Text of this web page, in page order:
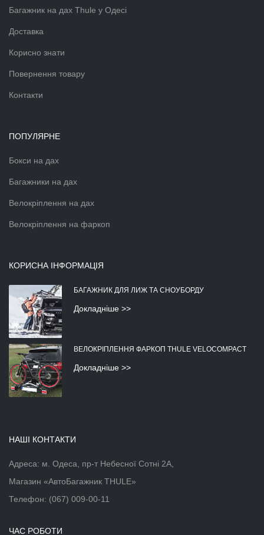
Багажник на дах Thule у Одесі
Доставка
Корисно знати
Повернення товару
Контакти
ПОПУЛЯРНЕ
Бокси на дах
Багажники на дах
Велокріплення на дах
Велокріплення на фаркоп
КОРИСНА ІНФОРМАЦІЯ
БАГАЖНИК ДЛЯ ЛИЖ ТА СНОУБОРДУ
Докладніше >>
ВЕЛОКРІПЛЕННЯ ФАРКОП THULE VELOCOMPACT
Докладніше >>
НАШІ КОНТАКТИ
Адреса: м. Одеса, пр-т Небесної Сотні 2А,
Магазин «АвтоБагажник THULE»
Телефон: (067) 009-00-11
ЧАС РОБОТИ